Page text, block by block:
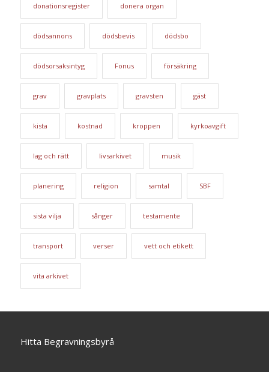
donationsregister donera organ
dödsannons dödsbevis dödsbo
dödsorsaksintyg Fonus försäkring
grav gravplats gravsten gäst
kista kostnad kroppen kyrkoavgift
lag och rätt livsarkivet musik
planering religion samtal SBF
sista vilja sånger testamente
transport verser vett och etikett
vita arkivet
Hitta Begravningsbyrå